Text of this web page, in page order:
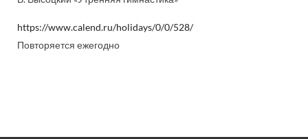
https://www.calend.ru/holidays/0/0/528/
Повторяется ежегодно